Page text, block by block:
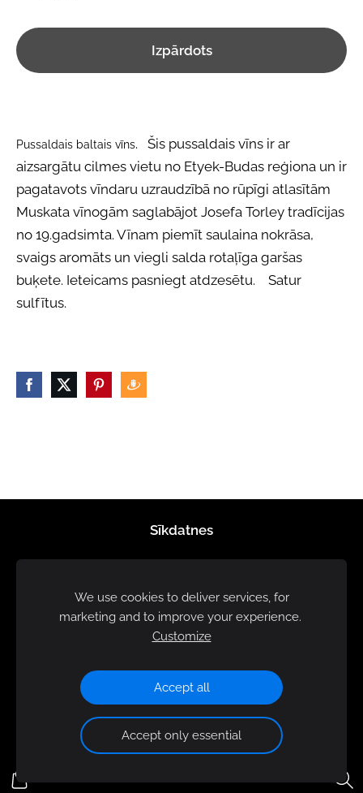
Izpārdots
Pussaldais baltais vīns. Šis pussaldais vīns ir ar
aizsargātu cilmes vietu no Etyek-Budas reģiona un ir
pagatavots vīndaru uzraudzībā no rūpīgi atlasītām
Muskata vīnogām saglabājot Josefa Torley tradīcijas
no 19.gadsimta. Vīnam piemīt saulaina nokrāsa,
svaigs aromāts un viegli salda rotaļīga garšas
buķete. Ieteicams pasniegt atdzesētu. Satur
sulfītus.
Sīkdatnes
We use cookies to deliver services, for
marketing and to improve your experience.
Customize
Accept all
Accept only essential